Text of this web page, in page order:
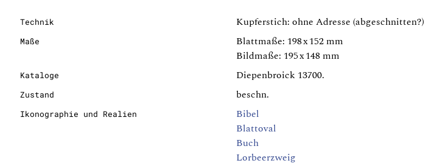
Technik Kupferstich: ohne Adresse (abgeschnitten?)
Maße
Blattmaße: 198 x 152 mm
Bildmaße: 195 x 148 mm
Kataloge Diepenbroick 13700.
Zustand beschn.
Ikonographie und Realien
Bibel
Blattoval
Buch
Lorbeerzweig